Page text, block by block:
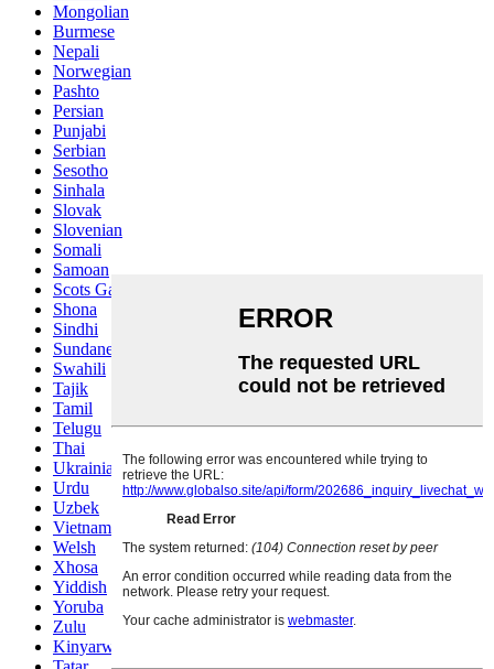
Mongolian
Burmese
Nepali
Norwegian
Pashto
Persian
Punjabi
Serbian
Sesotho
Sinhala
Slovak
Slovenian
Somali
Samoan
Scots Gaelic
Shona
Sindhi
Sundanese
Swahili
Tajik
Tamil
Telugu
Thai
Ukrainian
Urdu
Uzbek
Vietnamese
Welsh
Xhosa
Yiddish
Yoruba
Zulu
Kinyarwanda